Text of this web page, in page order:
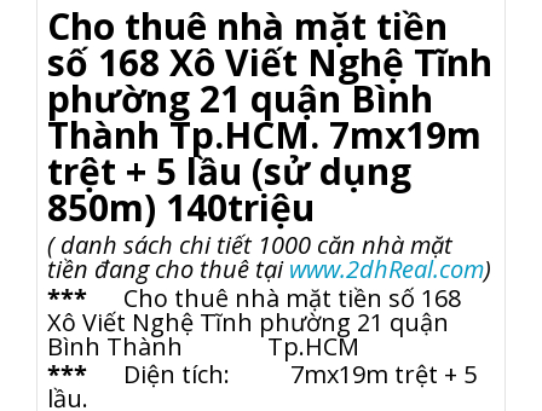
Cho thuê nhà mặt tiền
số 168 Xô Viết Nghệ Tĩnh
phường 21 quận Bình
Thành Tp.HCM. 7mx19m
trệt + 5 lầu (sử dụng
850m) 140triệu
( danh sách chi tiết 1000 căn nhà mặt
tiền đang cho thuê tạiwww.2dhReal.com)
***
Cho thuê nhà mặt tiền số 168
Xô Viết Nghệ Tĩnh phường 21 quận
Bình Thành Tp.HCM
***
Diện tích: 7mx19m trệt + 5
lầu.